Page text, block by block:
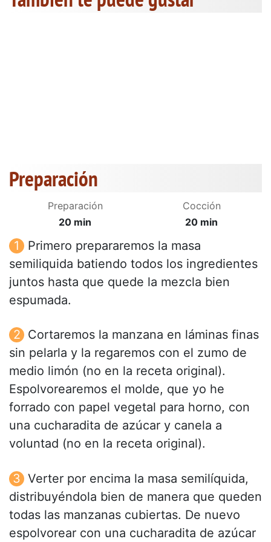
Preparación
Preparación
20 min
Cocción
20 min
Primero prepararemos la masa
semiliquida batiendo todos los ingredientes
juntos hasta que quede la mezcla bien
espumada.
Cortaremos la manzana en láminas finas
sin pelarla y la regaremos con el zumo de
medio limón (no en la receta original).
Espolvorearemos el molde, que yo he
forrado con papel vegetal para horno, con
una cucharadita de azúcar y canela a
voluntad (no en la receta original).
Verter por encima la masa semilíquida,
distribuyéndola bien de manera que queden
todas las manzanas cubiertas. De nuevo
espolvorear con una cucharadita de azúcar